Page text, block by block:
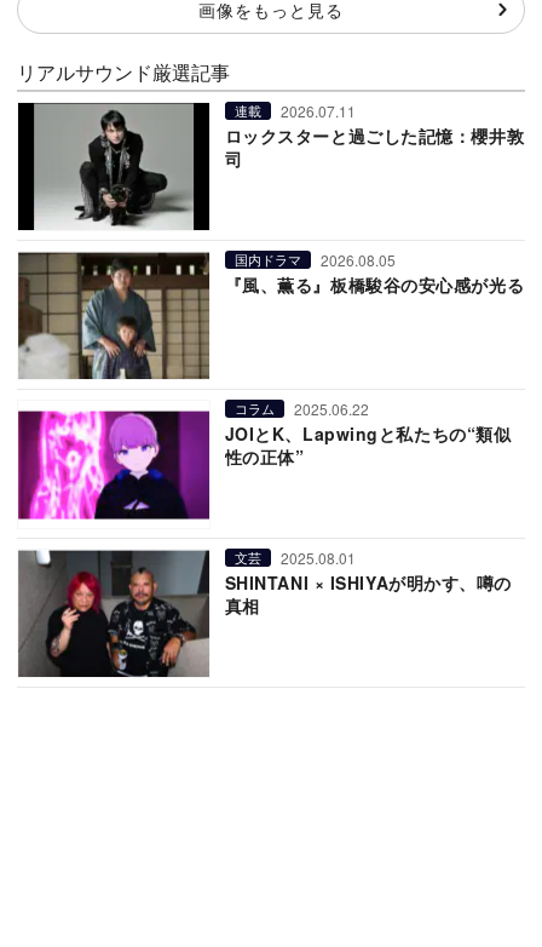
画像をもっと見る
リアルサウンド厳選記事
連載 2026.07.11
ロックスターと過ごした記憶：櫻井敦
司
国内ドラマ 2026.08.05
『風、薫る』板橋駿谷の安心感が光る
コラム 2025.06.22
JOIとK、Lapwingと私たちの“類似
性の正体”
文芸 2025.08.01
SHINTANI × ISHIYAが明かす、噂の
真相